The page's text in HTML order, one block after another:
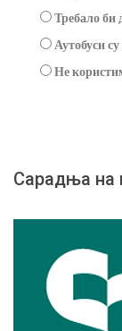
Требало би
Аутобуси
Не
Сарадња на